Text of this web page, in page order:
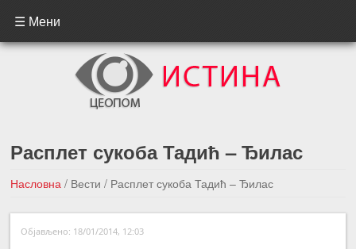
☰ Мени
Расплет сукоба Тадић – Ђилас
Насловна / Вести/ Расплет сукоба Тадић – Ђилас
←Претходна вест
Следећа вест →
Објављено: 18/01/2014, 12:03